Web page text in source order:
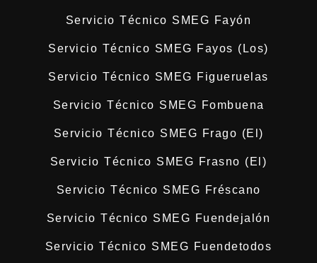
Servicio Técnico SMEG Fayón
Servicio Técnico SMEG Fayos (Los)
Servicio Técnico SMEG Figueruelas
Servicio Técnico SMEG Fombuena
Servicio Técnico SMEG Frago (El)
Servicio Técnico SMEG Frasno (El)
Servicio Técnico SMEG Fréscano
Servicio Técnico SMEG Fuendejalón
Servicio Técnico SMEG Fuendetodos